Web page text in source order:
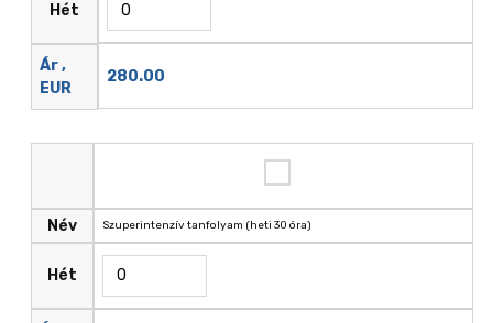
Hét
Ár ,
EUR
280.00
Név
Hét
Szuperintenzív tanfolyam (heti 30 óra)